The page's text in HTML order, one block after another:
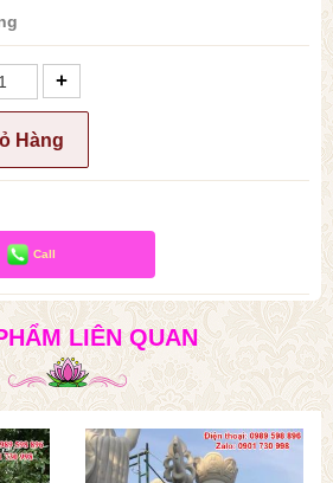
+
Hàng
Call
LIÊN QUAN